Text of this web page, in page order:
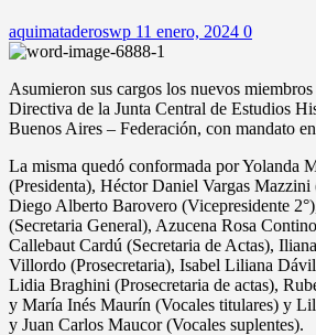
aquimataderoswp 11 enero, 2024 0
Asumieron sus cargos los nuevos
Directiva de la Junta Central de Estudios
Buenos Aires – Federación, con mandato
La misma quedó conformada por Yolanda
(Presidenta), Héctor Daniel Vargas Mazzini
Diego Alberto Barovero (Vicepresidente
(Secretaria General), Azucena Rosa
Callebaut Cardú (Secretaria de Actas),
Villordo (Prosecretaria), Isabel Liliana
Lidia Braghini (Prosecretaria de actas),
y María Inés Maurín (Vocales titulares) y
y Juan Carlos Maucor (Vocales suplentes).